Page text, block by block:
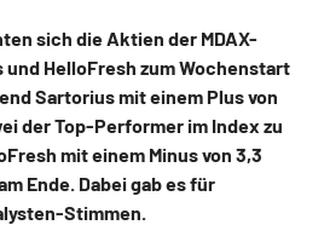
sich die Aktien der MDAX-
HelloFresh zum Wochenstart
Sartorius mit einem Plus von
der Top-Performer im Index zu
mit einem Minus von 3,3
Ende. Dabei gab es für
Stimmen.